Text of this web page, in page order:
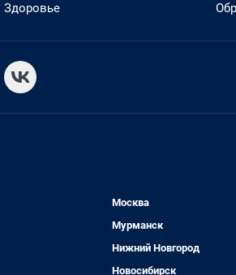
Здоровье
Москва
Мурманск
Нижний Новгород
Новосибирск